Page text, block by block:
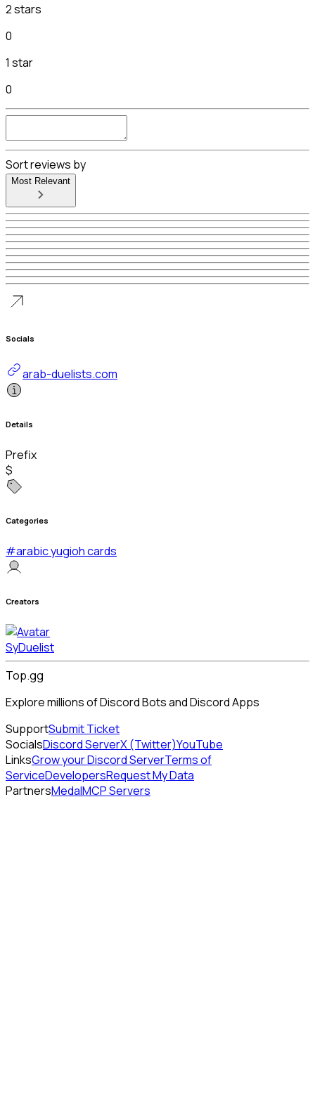
2 stars
0
1 star
0
Sort reviews by
Most Relevant
Socials
arab-duelists.com
Details
Prefix
$
Categories
#arabic yugioh cards
Creators
SyDuelist
Top.gg
Explore millions of Discord Bots and Discord Apps
SupportSubmit Ticket
SocialsDiscord ServerX (Twitter)YouTube
LinksGrow your Discord ServerTerms of
ServiceDevelopersRequest My Data
PartnersMedalMCP Servers